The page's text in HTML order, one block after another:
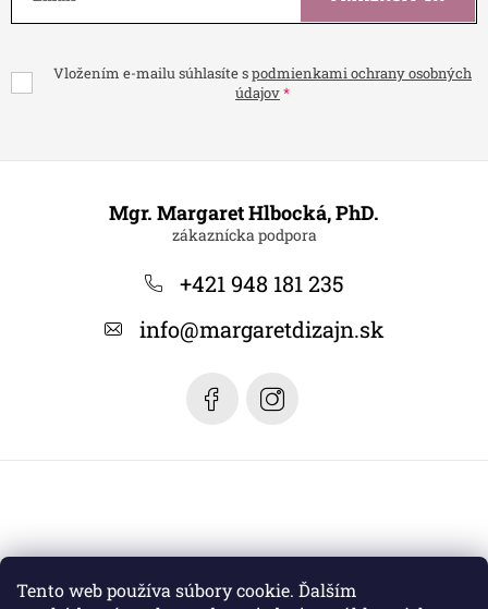
Tento web používa súbory cookie. Ďalším
Vložením e-mailu súhlasíte spodmienkami ochrany osobných
údajov
Mgr. Margaret Hlbocká, PhD.
+421 948 181 235
info@margaretdizajn.sk